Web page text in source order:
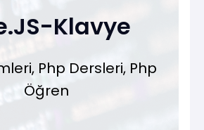
Klavye
Php Dersleri, Php
Öğren